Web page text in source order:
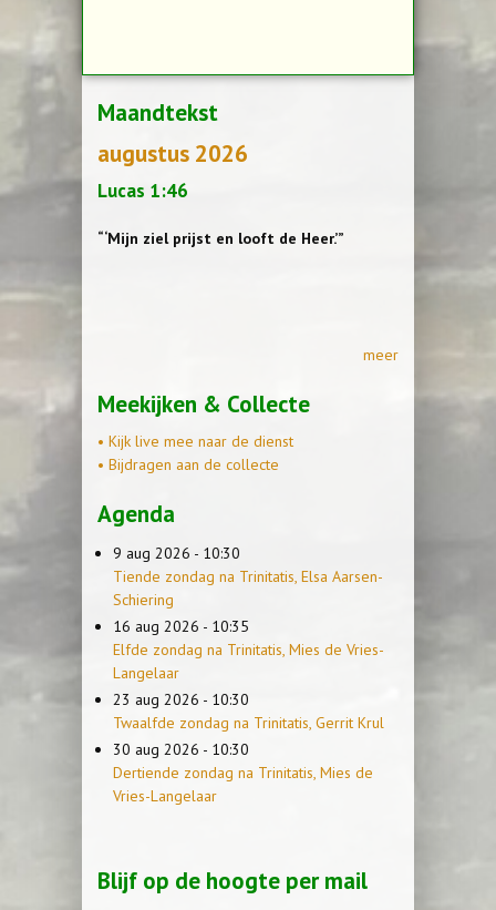
Maandtekst
augustus 2026
Lucas 1:46
“‘Mijn ziel prijst en looft de Heer.’”
meer
Meekijken & Collecte
• Kijk live mee naar de dienst
• Bijdragen aan de collecte
Agenda
9 aug 2026 - 10:30
Tiende zondag na Trinitatis, Elsa Aarsen-
Schiering
16 aug 2026 - 10:35
Elfde zondag na Trinitatis, Mies de Vries-
Langelaar
23 aug 2026 - 10:30
Twaalfde zondag na Trinitatis, Gerrit Krul
30 aug 2026 - 10:30
Dertiende zondag na Trinitatis, Mies de
Vries-Langelaar
Blijf op de hoogte per mail